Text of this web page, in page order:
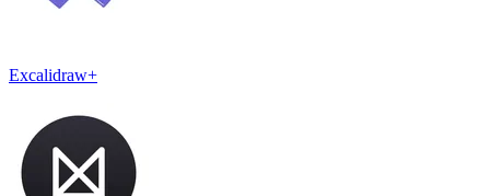
Excalidraw+